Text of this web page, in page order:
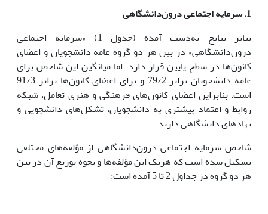
1. سرمایه اجتماعی درون‌دانشگاهی
بنابر نتایج به‌دست آمده (جدول 1) «سرمایه اجتماعی
درون‌دانشگاهی» در بین هر دو گروه عامه دانشجویان و اعضای
کانون‌ها در سطح پایین قرار دارد. اما میانگین این شاخص برای
عامه دانشجویان برابر 79/2 و برای اعضای کانون‌ها برابر 91/3
است. بنابراین اعضای کانون‌های فرهنگی و هنری تعامل، شبکه
روابط و اعتماد بیشتری به دانشجویان، تشکل‌های دانشجویی و
نهادهای دانشگاهی دارند.
شاخص سرمایه اجتماعی درون‌دانشگاهی از مؤلفه‌های مختلفی
تشکیل شده است که هریک این مؤلفه‌ها و نحوه توزیع آن در بین
هر دو گروه در جداول 2 تا 5 آمده است: